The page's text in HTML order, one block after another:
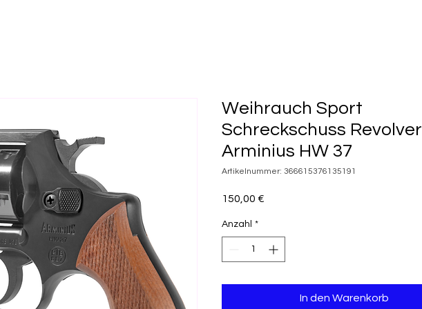
Weihrauch Sport
Schreckschuss Revolver
Arminius HW 37
Artikelnummer: 366615376135191
150,00 €
Anzahl *
In den Warenkorb